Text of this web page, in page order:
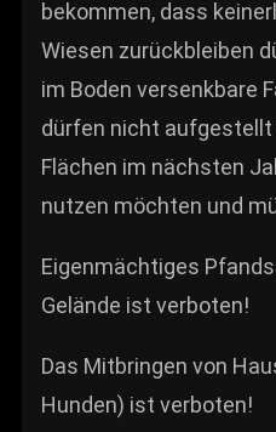
bekommen, dass
Wiesen zurückbleiben
im Boden versenkbare
dürfen nicht aufgestellt
Flächen im nächsten
nutzen möchten und
Eigenmächtiges
Gelände ist verboten!
Das Mitbringen von
Hunden) ist verboten!